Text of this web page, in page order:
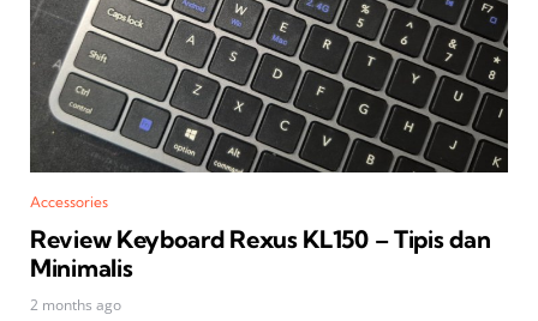
Accessories
Review Keyboard Rexus KL150 – Tipis dan
Minimalis
2 months ago